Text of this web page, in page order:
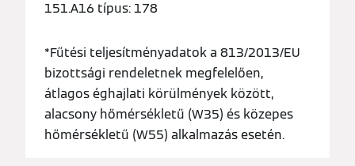
151.A16 típus: 178
*Fűtési teljesítményadatok a 813/2013/EU
bizottsági rendeletnek megfelelően,
átlagos éghajlati körülmények között,
alacsony hőmérsékletű (W35) és közepes
hőmérsékletű (W55) alkalmazás esetén.